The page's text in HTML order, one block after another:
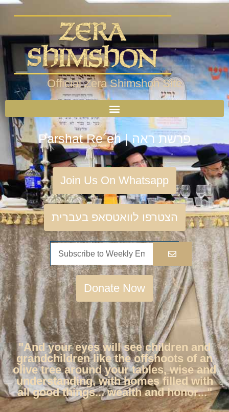
Official Zera Shimshon Site
Parshat Re´eh | פרשת ראה
Join Us On Whatsapp
הצטרפו לוואטסאפ בעברית
Donate Now
"And your eyes will see children and
grandchildren like the offshoots of an
olive tree around your tables, wise and
understanding, with homes filled with
all good things... wealth and honor..."